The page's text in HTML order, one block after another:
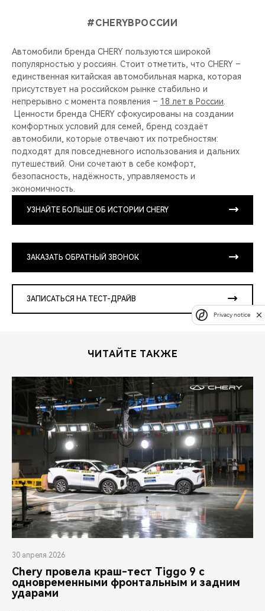
#CHERYВРОССИИ
Автомобили бренда CHERY пользуются широкой
популярностью у россиян. Стоит отметить, что CHERY –
единственная китайская автомобильная марка, которая
присутствует на российском рынке стабильно и
непрерывно с момента появления – 18 лет в России
Ценности бренда CHERY сфокусированы на создании
комфортных условий для семей, бренд создаёт
автомобили, которые отвечают их потребностям:
подходят для повседневного использования и дальних
путешествий. Они сочетают в себе комфорт,
безопасность, надёжность, управляемость и
экономичность.
УЗНАЙТЕ БОЛЬШЕ ОБ ИСТОРИИ CHERY
ЗАКАЗАТЬ ОБРАТНЫЙ ЗВОНОК
ЗАПИСАТЬСЯ НА ТЕСТ-ДРАЙВ
ЧИТАЙТЕ ТАКЖЕ
30 апреля 2026
Chery провела краш-тест Tiggo 9 с
одновременными фронтальным и задним
ударами
Privacy notice